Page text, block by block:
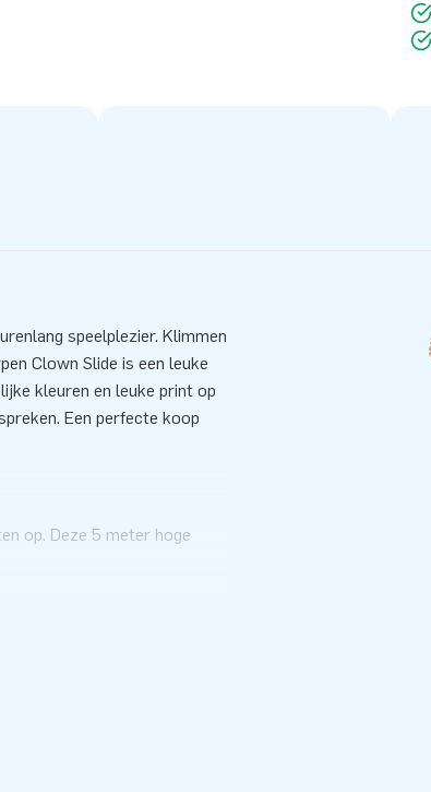
speelplezier. Klimmen
Clown Slide is een leuke
kleuren en leuke print op
Een perfecte koop
op. Deze 5 meter hoge
Ideaal in geval van slijtage